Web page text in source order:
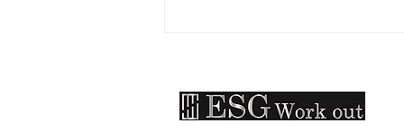
場！